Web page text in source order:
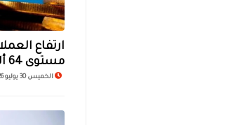
ارتفاع
مستوى 64 ألف دولار
الخميس 30 يوليو 2026